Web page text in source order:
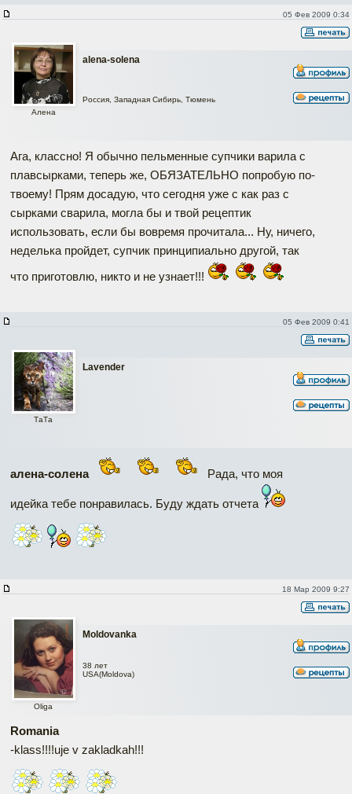
05 Фев 2009 0:34
alena-solena
Алена
Россия, Западная Сибирь, Тюмень
Ага, классно! Я обычно пельменные супчики варила с
плавсырками, теперь же, ОБЯЗАТЕЛЬНО попробую по-
твоему! Прям досадую, что сегодня уже с как раз с
сырками сварила, могла бы и твой рецептик
использовать, если бы вовремя прочитала... Ну, ничего,
неделька пройдет, супчик принципиально другой, так
что приготовлю, никто и не узнает!!!
05 Фев 2009 0:41
Lavender
ТаТa
алена-солена Рада, что моя
идейка тебе понравилась. Буду ждать отчета
18 Мар 2009 9:27
Moldovanka
Oliga
38 лет
USA(Moldova)
Romania
-klass!!!!uje v zakladkah!!!